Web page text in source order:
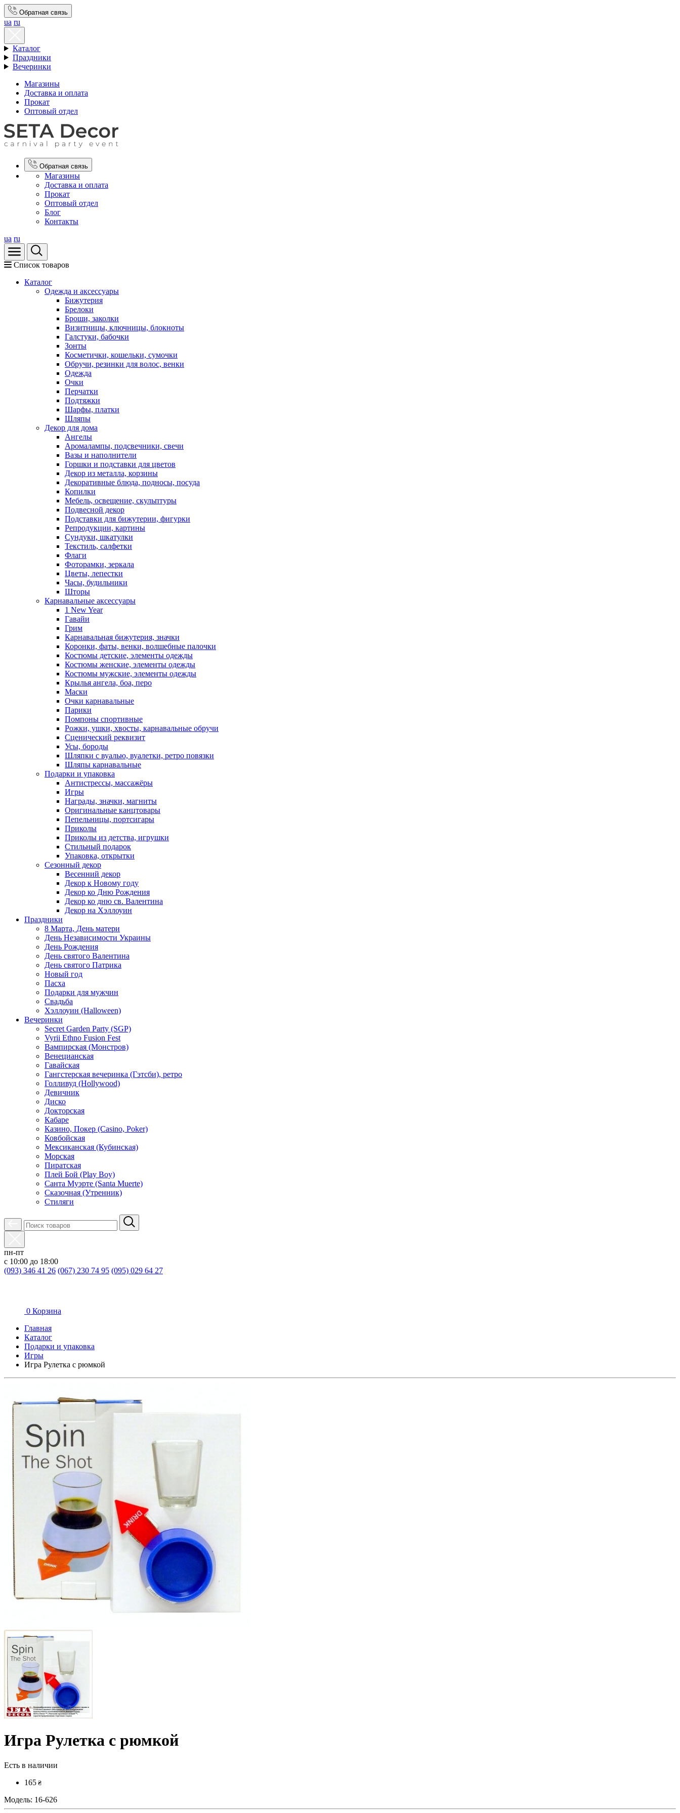
Обратная связь
ua ru
Каталог
Праздники
Вечеринки
Магазины
Доставка и оплата
Прокат
Оптовый отдел
Обратная связь
Магазины
Доставка и оплата
Прокат
Оптовый отдел
Блог
Контакты
ua ru
Список товаров
Каталог
Oдежда и аксессуары
Бижутерия
Брелоки
Броши, заколки
Визитницы, ключницы, блокноты
Галстуки, бабочки
Зонты
Косметички, кошельки, сумочки
Обручи, резинки для волос, венки
Одежда
Очки
Перчатки
Подтяжки
Шарфы, платки
Шляпы
Декор для дома
Ангелы
Аромалампы, подсвечники, свечи
Вазы и наполнители
Горшки и подставки для цветов
Декор из металла, корзины
Декоративные блюда, подносы, посуда
Копилки
Мебель, освещение, скульптуры
Подвесной декор
Подставки для бижутерии, фигурки
Репродукции, картины
Сундуки, шкатулки
Текстиль, салфетки
Флаги
Фоторамки, зеркала
Цветы, лепестки
Часы, будильники
Шторы
Карнавальные аксессуары
1 New Year
Гавайи
Грим
Карнавальная бижутерия, значки
Коронки, фаты, венки, волшебные палочки
Костюмы детские, элементы одежды
Костюмы женские, элементы одежды
Костюмы мужские, элементы одежды
Крылья ангела, боа, перо
Маски
Очки карнавальные
Парики
Помпоны спортивные
Рожки, ушки, хвосты, карнавальные обручи
Сценический реквизит
Усы, бороды
Шляпки с вуалью, вуалетки, ретро повязки
Шляпы карнавальные
Подарки и упаковка
Антистрессы, массажёры
Игры
Награды, значки, магниты
Оригинальные канцтовары
Пепельницы, портсигары
Приколы
Приколы из детства, игрушки
Стильный подарок
Упаковка, открытки
Сезонный декор
Весенний декор
Декор к Новому году
Декор ко Дню Рождения
Декор ко дню св. Валентина
Декор на Хэллоуин
Праздники
8 Марта, День матери
День Независимости Украины
День Рождения
День святого Валентина
День святого Патрика
Новый год
Пасха
Подарки для мужчин
Свадьба
Хэллоуин (Halloween)
Вечеринки
Secret Garden Party (SGP)
Vyrii Ethno Fusion Fest
Вампирская (Монстров)
Венецианская
Гавайская
Гангстерская вечеринка (Гэтсби), ретро
Голливуд (Hollywood)
Девичник
Диско
Докторская
Кабаре
Казино, Покер (Casino, Poker)
Ковбойская
Мексиканская (Кубинская)
Морская
Пиратская
Плей Бой (Play Boy)
Санта Муэрте (Santa Muerte)
Сказочная (Утренник)
Стиляги
пн-пт
с 10:00 до 18:00
(093) 346 41 26 (067) 230 74 95 (095) 029 64 27
0 Корзина
Главная
Каталог
Подарки и упаковка
Игры
Игра Рулетка с рюмкой
Игра Рулетка с рюмкой
Есть в наличии
165 ₴
Модель: 16-626